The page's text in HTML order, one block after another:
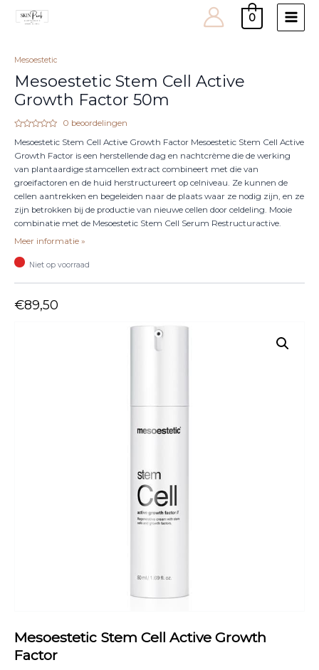
0
Main
Mesoestetic
Mesoestetic Stem Cell Active
Growth Factor 50m
0
uit
5
0 beoordelingen
Mesoestetic Stem Cell Active Growth Factor Mesoestetic Stem Cell Active
Growth Factor is een herstellende dag en nachtcrème die de werking
van plantaardige stamcellen extract combineert met die van
groeifactoren en de huid herstructureert op celniveau. Ze kunnen de
cellen aantrekken en begeleiden naar de plaats waar ze nodig zijn, en ze
zijn betrokken bij de productie van nieuwe cellen door celdeling. Mooie
combinatie met de Mesoestetic Stem Cell Serum Restructuractive.
Meer informatie »
Niet op voorraad
€89,50
Mesoestetic Stem Cell Active Growth
Factor